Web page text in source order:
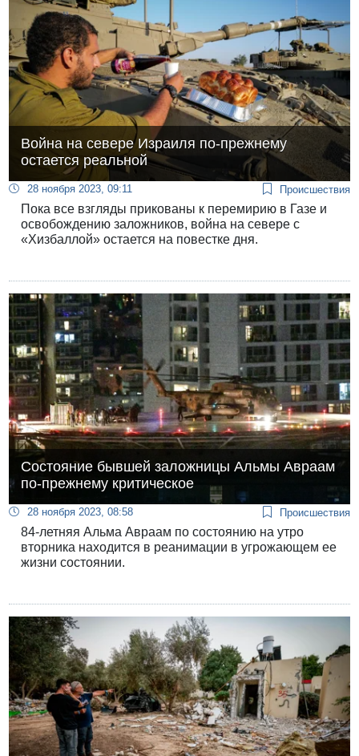
Война на севере Израиля по-прежнему
остается реальной
28 ноября 2023, 09:11 Происшествия
Пока все взгляды прикованы к перемирию в Газе и
освобождению заложников, война на севере с
«Хизбаллой» остается на повестке дня.
Состояние бывшей заложницы Альмы Авраам
по-прежнему критическое
28 ноября 2023, 08:58 Происшествия
84-летняя Альма Авраам по состоянию на утро
вторника находится в реанимации в угрожающем ее
жизни состоянии.